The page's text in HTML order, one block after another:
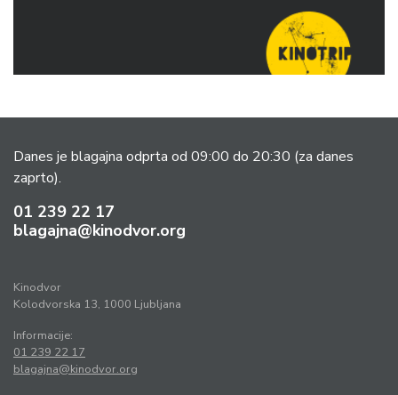
Danes je blagajna odprta od 09:00 do 20:30 (za danes
zaprto).
01 239 22 17
blagajna@kinodvor.org
Kinodvor
Kolodvorska 13, 1000 Ljubljana
Informacije:
01 239 22 17
blagajna@kinodvor.org